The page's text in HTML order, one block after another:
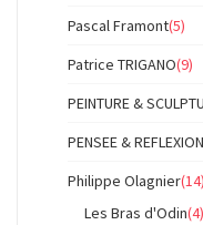
Pascal Framont(5)
Patrice TRIGANO(9)
PEINTURE &
PENSEE &
Philippe Olagnier(14)
Les Bras d'Odin(4)